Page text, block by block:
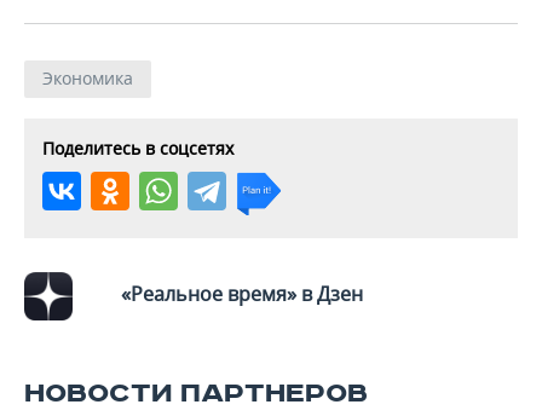
Экономика
Поделитесь в соцсетях
«Реальное время» в Дзен
НОВОСТИ ПАРТНЕРОВ